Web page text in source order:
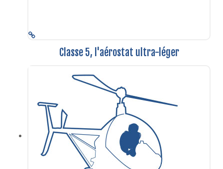
Classe 5, l'aérostat ultra-léger